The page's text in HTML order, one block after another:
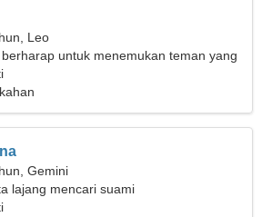
Leo
untuk menemukan teman yang
Gemini
lajang mencari suami